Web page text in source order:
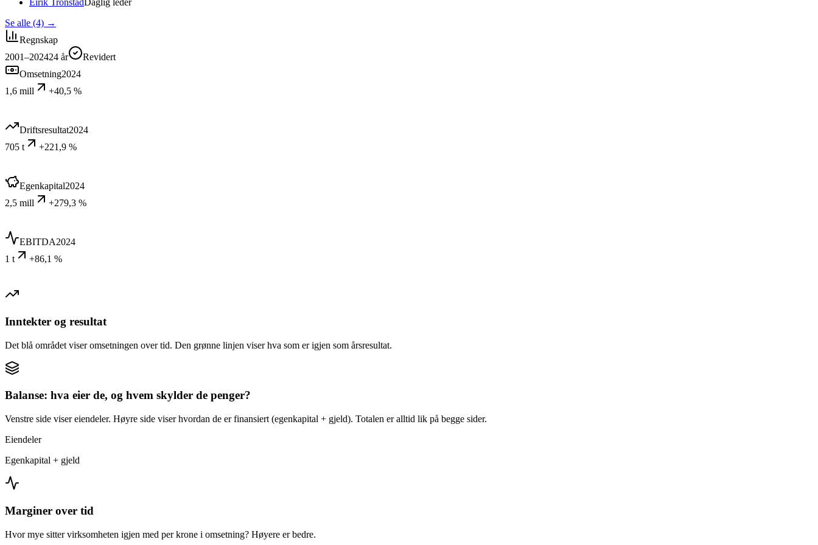
Eirik TronstadDaglig leder
Se alle (4) →
Regnskap
2001–202424 år
Revidert
Omsetning2024
1,6 mill
+40,5 %
Driftsresultat2024
705 t
+221,9 %
Egenkapital2024
2,5 mill
+279,3 %
EBITDA2024
1 t
+86,1 %
Inntekter og resultat
Det blå området viser omsetningen over tid. Den grønne linjen viser hva som er igjen som årsresultat.
Balanse: hva eier de, og hvem skylder de penger?
Venstre side viser eiendeler. Høyre side viser hvordan de er finansiert (egenkapital + gjeld). Totalen er alltid lik på begge sider.
Eiendeler
Egenkapital + gjeld
Marginer over tid
Hvor mye sitter virksomheten igjen med per krone i omsetning? Høyere er bedre.